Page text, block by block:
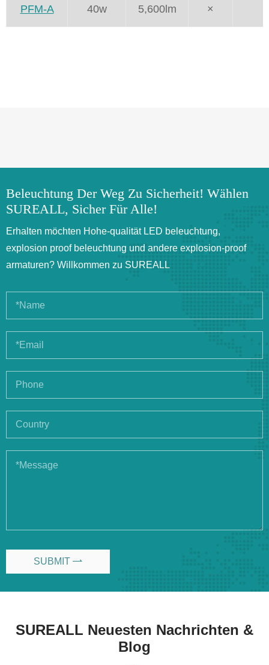
PFM-A 40w 5,600lm ×
Beleuchtung Der Weg Zu Sicherheit! Wählen
SUREALL, Sicher Für Alle!
Erhalten möchten Hohe-qualität LED beleuchtung,
explosion proof beleuchtung und andere explosion-proof
armaturen? Willkommen zu SUREALL
SUBMIT 
SUREALL Neuesten Nachrichten &
Blog